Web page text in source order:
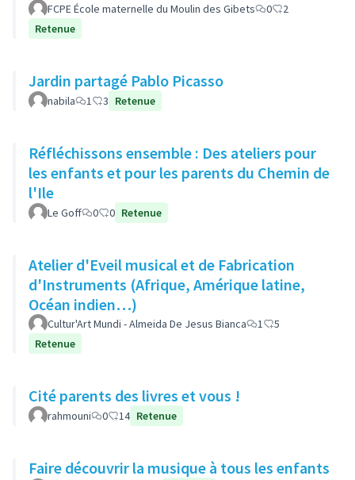
FCPE École maternelle du Moulin des Gibets 0
2
Retenue
Jardin partagé Pablo Picasso
nabila 1 3 Retenue
Réfléchissons ensemble : Des ateliers pour
les enfants et pour les parents du Chemin de
l'Ile
Le Goff 0 0 Retenue
Atelier d'Eveil musical et de Fabrication
d'Instruments (Afrique, Amérique latine,
Océan indien…)
Cultur'Art Mundi - Almeida De Jesus Bianca 1
5
Retenue
Cité parents des livres et vous !
rahmouni 0 14 Retenue
Faire découvrir la musique à tous les enfants